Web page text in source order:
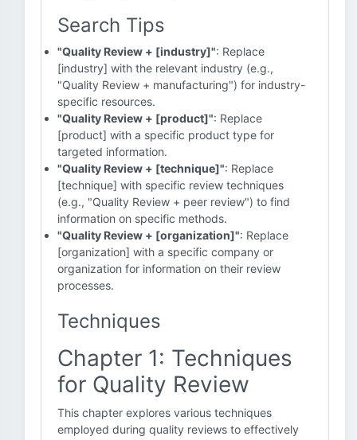
Search Tips
"Quality Review + [industry]": Replace
[industry] with the relevant industry (e.g.,
"Quality Review + manufacturing") for industry-
specific resources.
"Quality Review + [product]": Replace
[product] with a specific product type for
targeted information.
"Quality Review + [technique]": Replace
[technique] with specific review techniques
(e.g., "Quality Review + peer review") to find
information on specific methods.
"Quality Review + [organization]": Replace
[organization] with a specific company or
organization for information on their review
processes.
Techniques
Chapter 1: Techniques
for Quality Review
This chapter explores various techniques
employed during quality reviews to effectively